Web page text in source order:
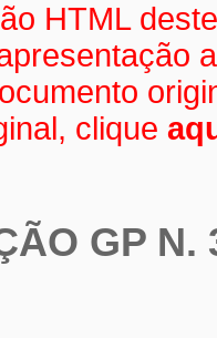
HTML
clique
GP